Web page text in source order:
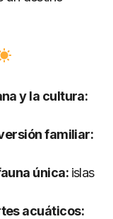
y la cultura:
familiar:
única: islas
acuáticos: